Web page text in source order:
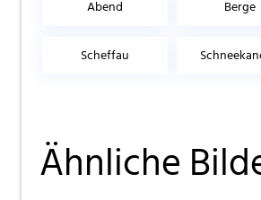
Abend Berge
Scheffau
Ähnliche